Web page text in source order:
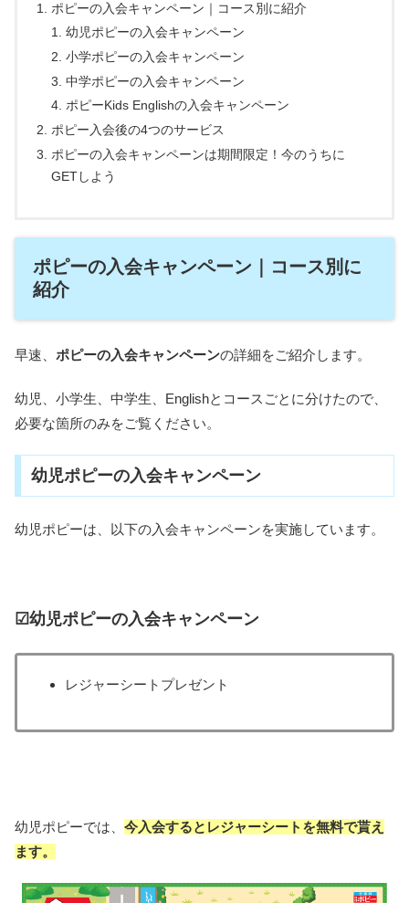
ポピーの入会キャンペーン｜コース別に紹介
幼児ポピーの入会キャンペーン
小学ポピーの入会キャンペーン
中学ポピーの入会キャンペーン
ポピーKids Englishの入会キャンペーン
ポピー入会後の4つのサービス
ポピーの入会キャンペーンは期間限定！今のうちに
GETしよう
ポピーの入会キャンペーン｜コース別に
紹介
早速、 ポピーの入会キャンペーンの詳細をご紹介します。
幼児、小学生、中学生、Englishとコースごとに分けたので、
必要な箇所のみをご覧ください。
幼児ポピーの入会キャンペーン
幼児ポピーは、以下の入会キャンペーンを実施しています。
☑幼児ポピーの入会キャンペーン
レジャーシートプレゼント
幼児ポピーでは、 今入会するとレジャーシートを無料で貰え
ます。